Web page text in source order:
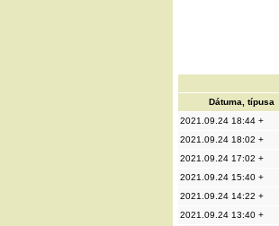
Dátuma, típusa
2021.09.24 18:44 +
2021.09.24 18:02 +
2021.09.24 17:02 +
2021.09.24 15:40 +
2021.09.24 14:22 +
2021.09.24 13:40 +